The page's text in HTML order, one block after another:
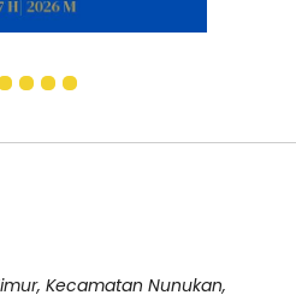
Kecamatan Nunukan,